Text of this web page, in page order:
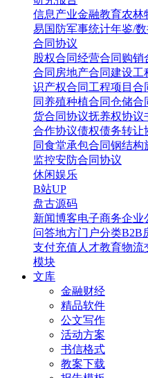
信息产业金融教育农林
易国防军事统计年鉴/
合同协议
股权合同经营合同 购销
合同 房地产合同建设工
识产权合同 工程项目合
同 养殖种植合同仓储合
货合同协议抚养权协议
合作协议债权债务转让
同食堂承包合同钢结构
监控安防合同协议
休闲娱乐
B站UP
盘古源码
新闻博客电子商务企业
问答地方门户分类B2B
支付充值 人才教育物流
模块
文库
金融财经
精品软件
公文写作
活动方案
书信格式
教案下载